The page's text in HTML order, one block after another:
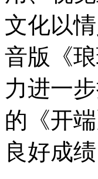
文化以
音版《
力进一
的《开
良好成绩